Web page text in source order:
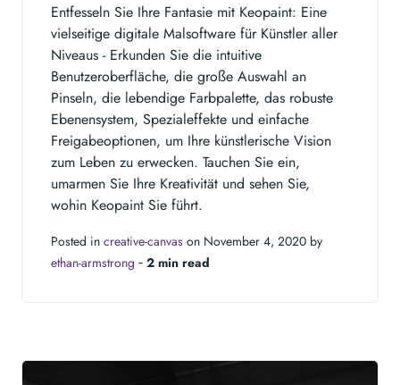
Entfesseln Sie Ihre Fantasie mit Keopaint: Eine
vielseitige digitale Malsoftware für Künstler aller
Niveaus - Erkunden Sie die intuitive
Benutzeroberfläche, die große Auswahl an
Pinseln, die lebendige Farbpalette, das robuste
Ebenensystem, Spezialeffekte und einfache
Freigabeoptionen, um Ihre künstlerische Vision
zum Leben zu erwecken. Tauchen Sie ein,
umarmen Sie Ihre Kreativität und sehen Sie,
wohin Keopaint Sie führt.
Posted in creative-canvas on November 4, 2020 by
ethan-armstrong ‐ 2 min read